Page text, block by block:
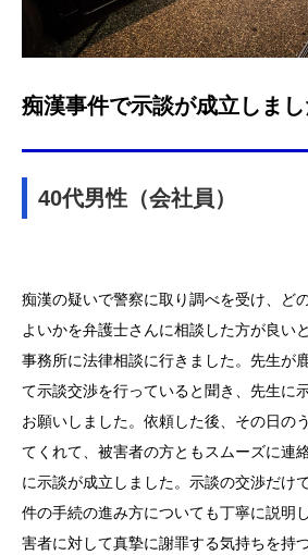
痴漢事件で示談が成立しま
40代男性（会社員）
痴漢の疑いで警察に取り調べを受け、ど
よいかを弁護士さんに相談した方が良い
事務所に法律相談に行きました。先生が
て示談交渉を行っていると聞き、先生に
お願いしました。依頼した後、その日の
てくれて、被害者の方ともスムーズに連
に示談が成立しました。示談の交渉だけ
件の手続の進み方についても丁寧に説明
害者に対して真摯に謝罪する気持ちを持